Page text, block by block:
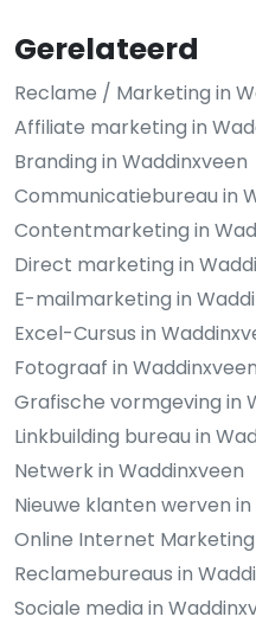
Gerelateerd
Reclame / Marketing in
Affiliate marketing in
Branding in Waddinxveen
Communicatiebureau in
Contentmarketing in
Direct marketing in
E-mailmarketing in
Excel-Cursus in
Fotograaf in Waddinxveen
Grafische vormgeving in
Linkbuilding bureau in
Netwerk in Waddinxveen
Nieuwe klanten werven
Online Internet Marketing
Reclamebureaus in
Sociale media in